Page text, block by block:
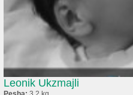
Leonik Ukzmajli